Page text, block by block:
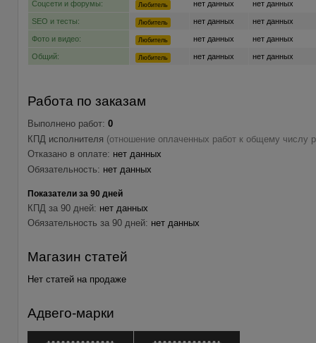
Соцсети и форумы: Любитель нет данных нет данных
SEO и тесты: Любитель нет данных нет данных
Фото и видео: Любитель нет данных нет данных
Общий: Любитель нет данных нет данных
Работа по заказам
Выполнено работ: 0
КПД исполнителя (отношение оплаченных работ к общему числу
Отказано в оплате: нет данных
Обязательность: нет данных
Показатели за 90 дней
КПД за 90 дней: нет данных
Обязательность за 90 дней: нет данных
Магазин статей
Нет статей на продаже
Адвего-марки